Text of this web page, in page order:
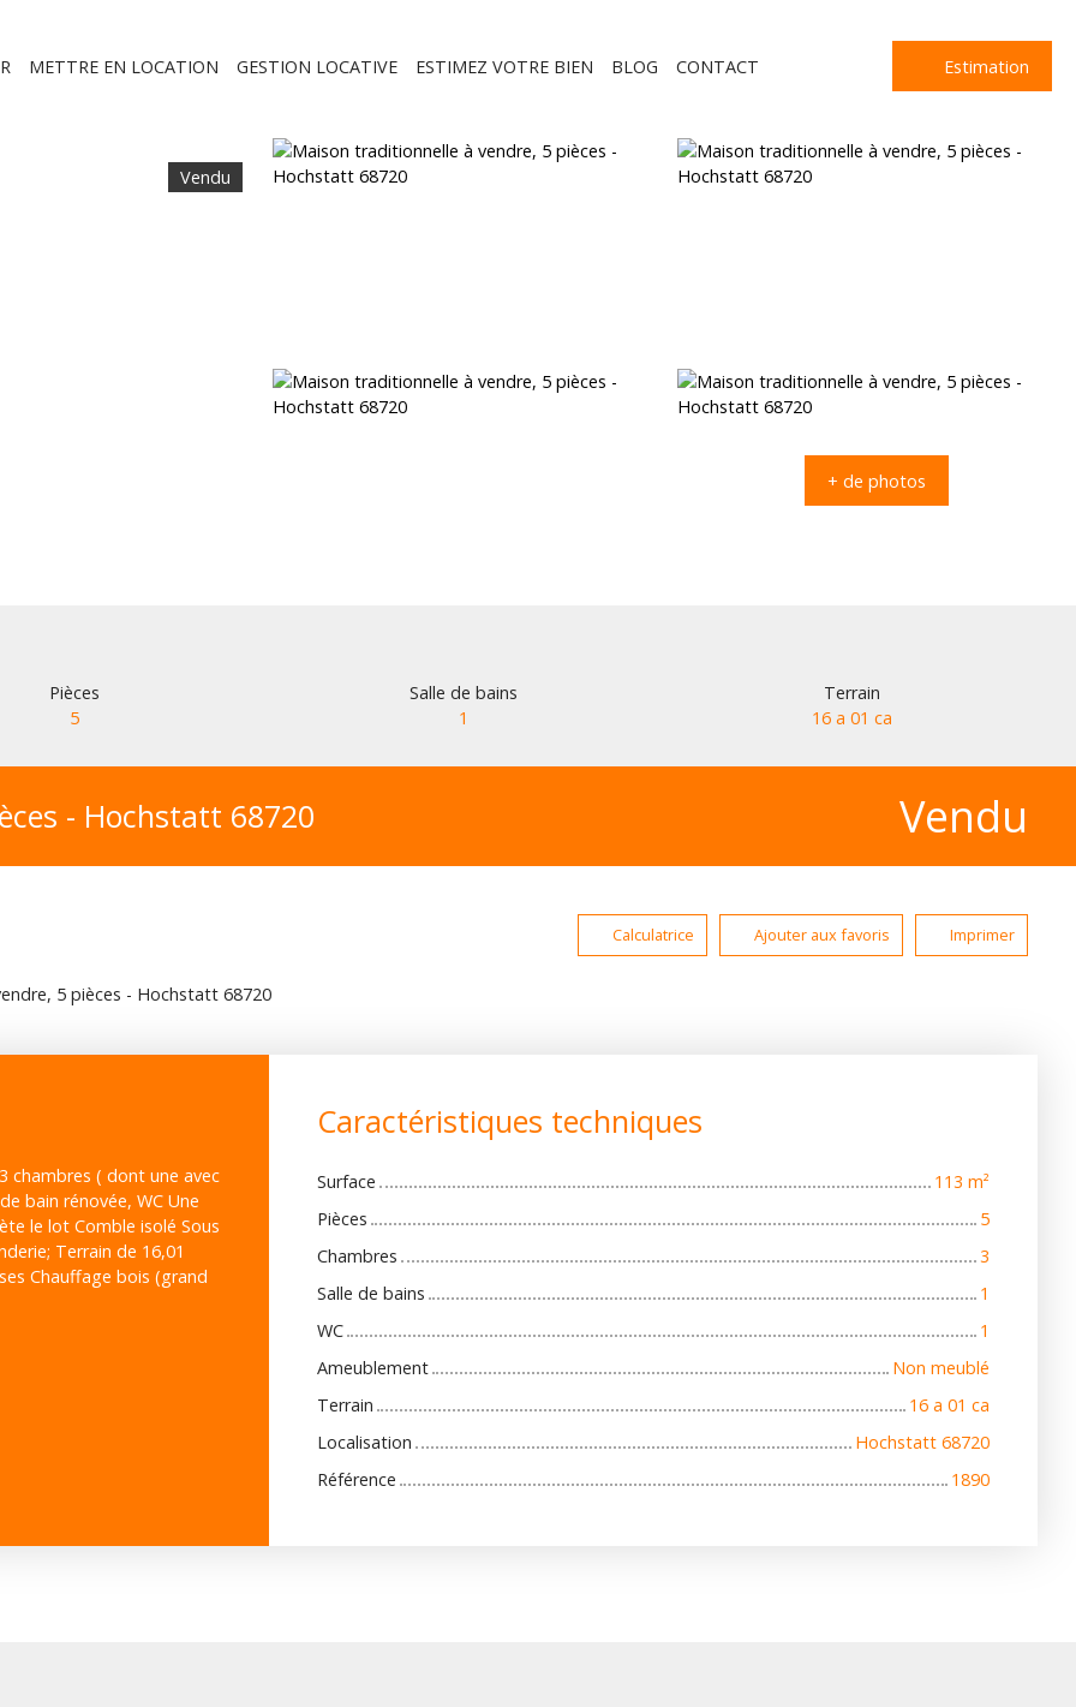
METTRE EN LOCATION GESTION LOCATIVE ESTIMEZ VOTRE BIEN BLOG CONTACT Estimation
Vendu
+ de photos
Pièces
5
Salle de bains
1
Terrain
16 a 01 ca
- Hochstatt 68720 Vendu
Calculatrice Ajouter aux favoris Imprimer
5 pièces - Hochstatt 68720
chambres ( dont une avec
bain rénovée, WC Une
le lot Comble isolé Sous
Terrain de 16,01
Chauffage bois (grand
Caractéristiques techniques
Surface 113 m²
Pièces
5
Chambres
3
Salle de bains
1
WC
1
Ameublement
Non meublé
Terrain
16 a 01 ca
Localisation
Hochstatt 68720
Référence
1890